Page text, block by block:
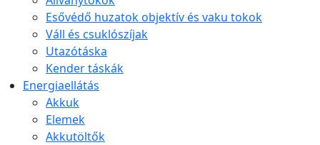
Esővédő huzatok objektív és vaku tokok
Váll és csuklószíjak
Utazótáska
Kender táskák
Energiaellátás
Akkuk
Elemek
Akkutöltők